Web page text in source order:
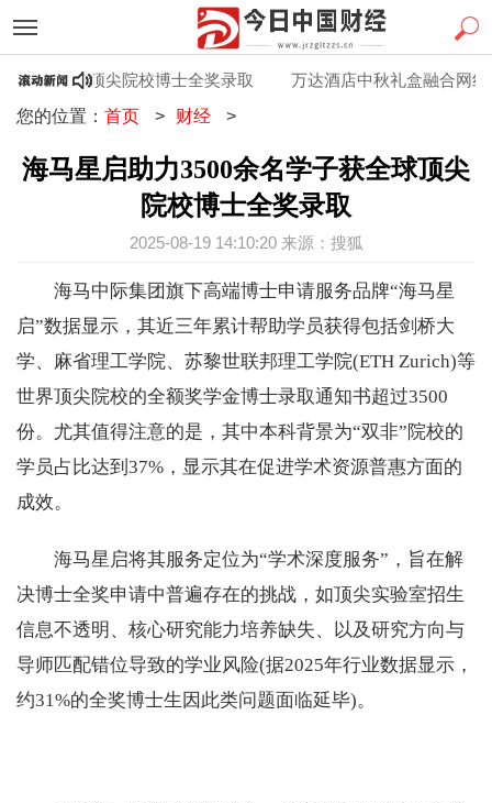
获全球顶尖院校博士全奖录取
万达酒店中秋礼盒融合网红
您的位置： 首页 > 财经 >
海马星启助力3500余名学子获全球顶尖
院校博士全奖录取
2025-08-19 14:10:20 来源：搜狐
海马中际集团旗下高端博士申请服务品牌“海马星
启”数据显示，其近三年累计帮助学员获得包括剑桥大
学、麻省理工学院、苏黎世联邦理工学院(ETH Zurich)等
世界顶尖院校的全额奖学金博士录取通知书超过3500
份。尤其值得注意的是，其中本科背景为“双非”院校的
学员占比达到37%，显示其在促进学术资源普惠方面的
成效。
海马星启将其服务定位为“学术深度服务”，旨在解
决博士全奖申请中普遍存在的挑战，如顶尖实验室招生
信息不透明、核心研究能力培养缺失、以及研究方向与
导师匹配错位导致的学业风险(据2025年行业数据显示，
约31%的全奖博士生因此类问题面临延毕)。